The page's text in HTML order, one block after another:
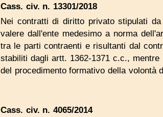
Cass. civ. n. 13301/2018
Nei contratti di diritto privato stipulati
valere dall'ente medesimo a norma
tra le parti contraenti e risultanti dal
stabiliti dagli artt. 1362-1371 c.c.,
del procedimento formativo della volontà
Cass. civ. n. 4065/2014